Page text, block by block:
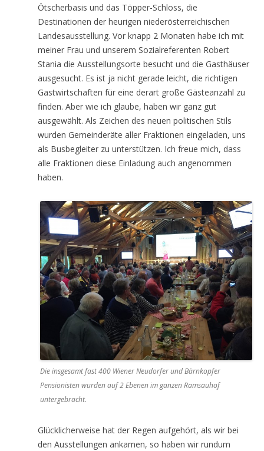
Ötscherbasis und das Töpper-Schloss, die
Destinationen der heurigen niederösterreichischen
Landesausstellung. Vor knapp 2 Monaten habe ich mit
meiner Frau und unserem Sozialreferenten Robert
Stania die Ausstellungsorte besucht und die Gasthäuser
ausgesucht. Es ist ja nicht gerade leicht, die richtigen
Gastwirtschaften für eine derart große Gästeanzahl zu
finden. Aber wie ich glaube, haben wir ganz gut
ausgewählt. Als Zeichen des neuen politischen Stils
wurden Gemeinderäte aller Fraktionen eingeladen, uns
als Busbegleiter zu unterstützen. Ich freue mich, dass
alle Fraktionen diese Einladung auch angenommen
haben.
Die insgesamt fast 400 Wiener Neudorfer und Bärnkopfer
Pensionisten wurden auf 2 Ebenen im ganzen Ramsauhof
untergebracht.
Glücklicherweise hat der Regen aufgehört, als wir bei
den Ausstellungen ankamen, so haben wir rundum